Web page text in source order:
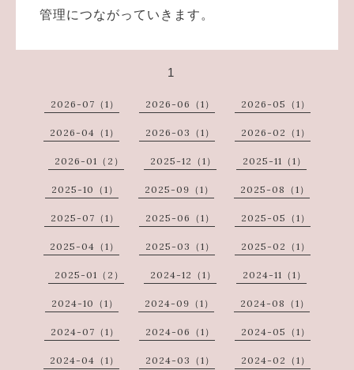
管理につながっていきます。
1
2026-07（1） 2026-06（1） 2026-05（1）
2026-04（1） 2026-03（1） 2026-02（1）
2026-01（2） 2025-12（1） 2025-11（1）
2025-10（1） 2025-09（1） 2025-08（1）
2025-07（1） 2025-06（1） 2025-05（1）
2025-04（1） 2025-03（1） 2025-02（1）
2025-01（2） 2024-12（1） 2024-11（1）
2024-10（1） 2024-09（1） 2024-08（1）
2024-07（1） 2024-06（1） 2024-05（1）
2024-04（1） 2024-03（1） 2024-02（1）